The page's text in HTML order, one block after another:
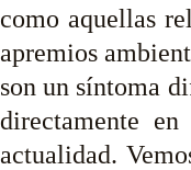
como aquellas
apremios
son un síntoma
directamente
actualidad.